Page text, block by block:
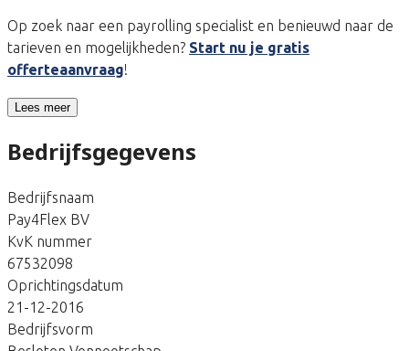
Op zoek naar een payrolling specialist en benieuwd naar de
tarieven en mogelijkheden? Start nu je gratis
offerteaanvraag!
Lees meer
Bedrijfsgegevens
Bedrijfsnaam
Pay4Flex BV
KvK nummer
67532098
Oprichtingsdatum
21-12-2016
Bedrijfsvorm